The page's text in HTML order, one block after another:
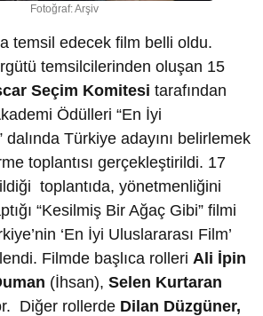
Fotoğraf: Arşiv
temsil edecek film belli oldu.
temsilcilerinden oluşan 15
Seçim Komitesi tarafından
Ödülleri “En İyi
dalında Türkiye adayını belirlemek
toplantısı gerçekleştirildi. 17
toplantıda, yönetmenliğini
“Kesilmiş Bir Ağaç Gibi” filmi
‘En İyi Uluslararası Film’
Filmde başlıca rolleri Ali İpin
(İhsan), Selen Kurtaran
Diğer rollerde Dilan Düzgüner,